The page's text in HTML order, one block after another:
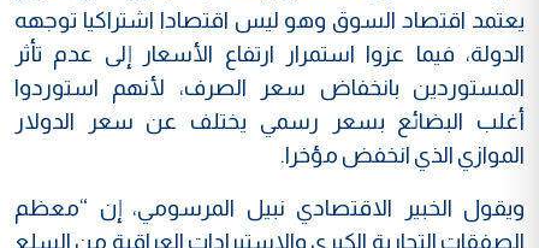
يعتمد اقتصاد السوق وهو ليس اقتصادا اشتراكيا توجهه
الدولة، فيما عزوا استمرار ارتفاع الأسعار إلى عدم تأثر
المستوردين بانخفاض سعر الصرف، لأنهم استوردوا
أغلب البضائع بسعر رسمي يختلف عن سعر الدولار
الموازي الذي انخفض مؤخرا.
ويقول الخبير الاقتصادي نبيل المرسومي، إن “معظم
الصفقات التجارية الكبرى والاستيرادات العراقية من السلع